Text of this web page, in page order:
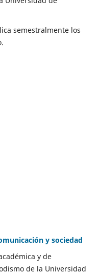
semestralmente los
y sociedad
y de
de la Universidad